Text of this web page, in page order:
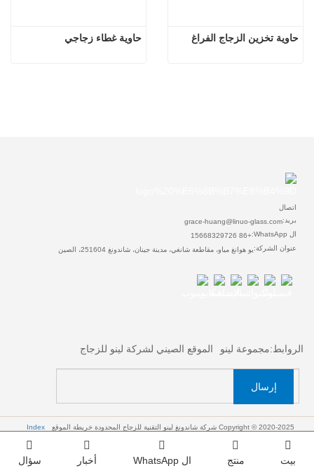
حاوية غطاء زجاجي حاوية تخزين الزجاج الفراغ
اتصال
بريد:grace-huang@linuo-glass.com
ال WhatsApp:
+86 15668329726
عنوان الشركة:يو هوانغ مياو، مقاطعة شانغي، مدينة جينان، شاندونغ 251604، الصين
الروابط:مجموعة لينو الموقع الصيني لشركة لينو للزجاج
إرسال
Copyright © 2020-2025 شركة شاندونغ لينو التقنية للزجاج المحدودة خريطة الموقع Index
بيت منتج ال WhatsApp أخبار سؤال